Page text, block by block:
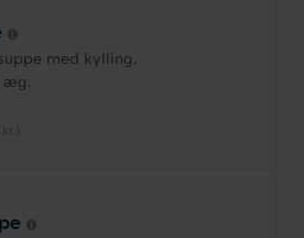
med kylling,
æg.